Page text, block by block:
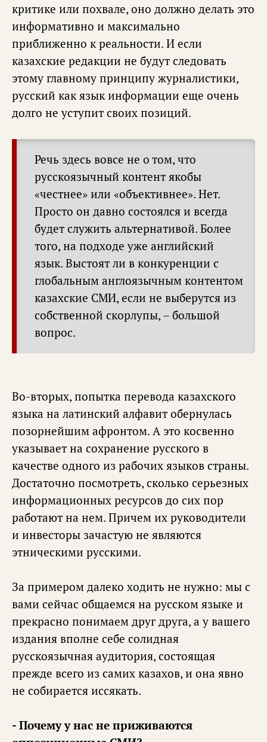
критике или похвале, оно должно делать это
информативно и максимально
приближенно к реальности. И если
казахские редакции не будут следовать
этому главному принципу журналистики,
русский как язык информации еще очень
долго не уступит своих позиций.
Речь здесь вовсе не о том, что
русскоязычный контент якобы
«честнее» или «объективнее». Нет.
Просто он давно состоялся и всегда
будет служить альтернативой. Более
того, на подходе уже английский
язык. Выстоят ли в конкуренции с
глобальным англоязычным контентом
казахские СМИ, если не выберутся из
собственной скорлупы, – большой
вопрос.
Во-вторых, попытка перевода казахского
языка на латинский алфавит обернулась
позорнейшим афронтом. А это косвенно
указывает на сохранение русского в
качестве одного из рабочих языков страны.
Достаточно посмотреть, сколько серьезных
информационных ресурсов до сих пор
работают на нем. Причем их руководители
и инвесторы зачастую не являются
этническими русскими.
За примером далеко ходить не нужно: мы с
вами сейчас общаемся на русском языке и
прекрасно понимаем друг друга, а у вашего
издания вполне себе солидная
русскоязычная аудитория, состоящая
прежде всего из самих казахов, и она явно
не собирается иссякать.
- Почему у нас не приживаются